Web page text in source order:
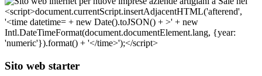
Sito web starter